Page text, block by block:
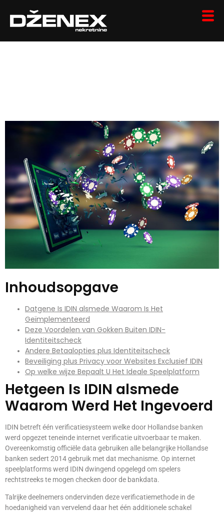
Inhoudsopgave
Datgene Is IDIN alsmede Waarom Is Het
Geïmplementeerd
Deze Voordelen van Gokken Buiten IDIN-
Identiteitscheck
Andere Betaalopties plus Identiteitscheck
Beveiliging plus Privacy voor Websites Exclusief IDIN
Op welke wijze Bepaalt U Het Ideale Speelplatform
Hetgeen Is IDIN alsmede
Waarom Werd Het Ingevoerd
IDIN betreft één verificatiesysteem welke door Hollandse banken
werd opgezet teneinde internet verificatie uitvoerbaar te maken.
Overeenkomstig officiële data gebruiken alle belangrijke Hollandse
banken sedert 2014 gebruik met dat mechanisme. Op internet
speelplatforms werd IDIN dwingend opgelegd om spelers
rechtstreeks te mogen checken door de bankdata.
Talrijke deelnemers ondervinden deze verificatiemethode in de
hoedanigheid van vervelend daar het één additionele schakel